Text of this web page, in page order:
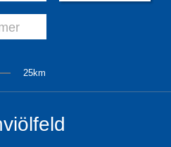
25km